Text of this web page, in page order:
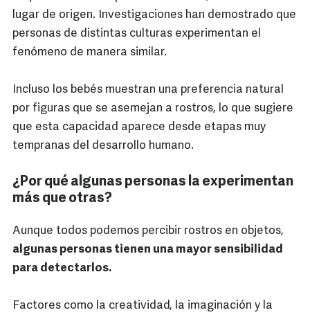
lugar de origen. Investigaciones han demostrado que
personas de distintas culturas experimentan el
fenómeno de manera similar.
Incluso los bebés muestran una preferencia natural
por figuras que se asemejan a rostros, lo que sugiere
que esta capacidad aparece desde etapas muy
tempranas del desarrollo humano.
¿Por qué algunas personas la experimentan
más que otras?
Aunque todos podemos percibir rostros en objetos,
algunas personas tienen una mayor sensibilidad
para detectarlos.
Factores como la creatividad, la imaginación y la